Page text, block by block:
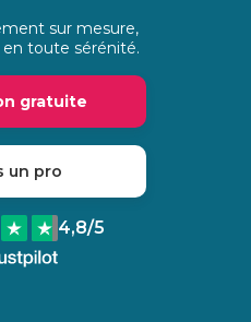
sur mesure,
toute sérénité.
gratuite
un pro
4,8/5